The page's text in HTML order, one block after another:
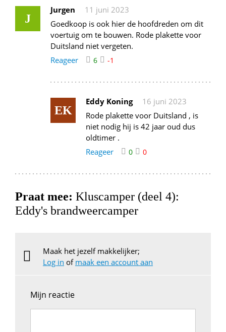
J
Jurgen
11 juni 2023
Goedkoop is ook hier de hoofdreden om dit
voertuig om te bouwen. Rode plakette voor
Duitsland niet vergeten.
Reageer
6 -1
EK
Eddy Koning
16 juni 2023
Rode plakette voor Duitsland , is
niet nodig hij is 42 jaar oud dus
oldtimer .
Reageer
0 0
Praat mee: Kluscamper (deel 4):
Eddy's brandweercamper
Maak het jezelf makkelijker;
Log in of maak een account aan
Mijn reactie